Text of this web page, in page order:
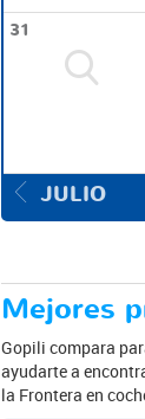
31
JULIO
Mejores
Gopili compara
ayudarte a
la Frontera en